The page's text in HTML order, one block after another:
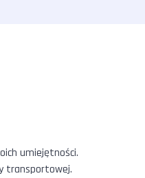
umiejętności.
transportowej.